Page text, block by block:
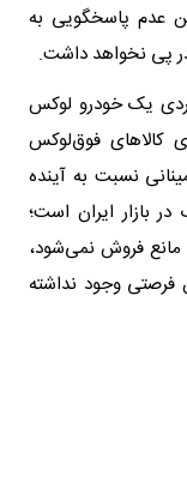
عدم پاسخگویی به
پی نخواهد داشت.
استقبال از فروش ۱۱۰ میلیاردی یک خودرو لوکس
کالاهای فوق‌لوکس
نسبت به آینده
بازار ایران است؛
فروش نمی‌شود،
فرصتی وجود نداشته